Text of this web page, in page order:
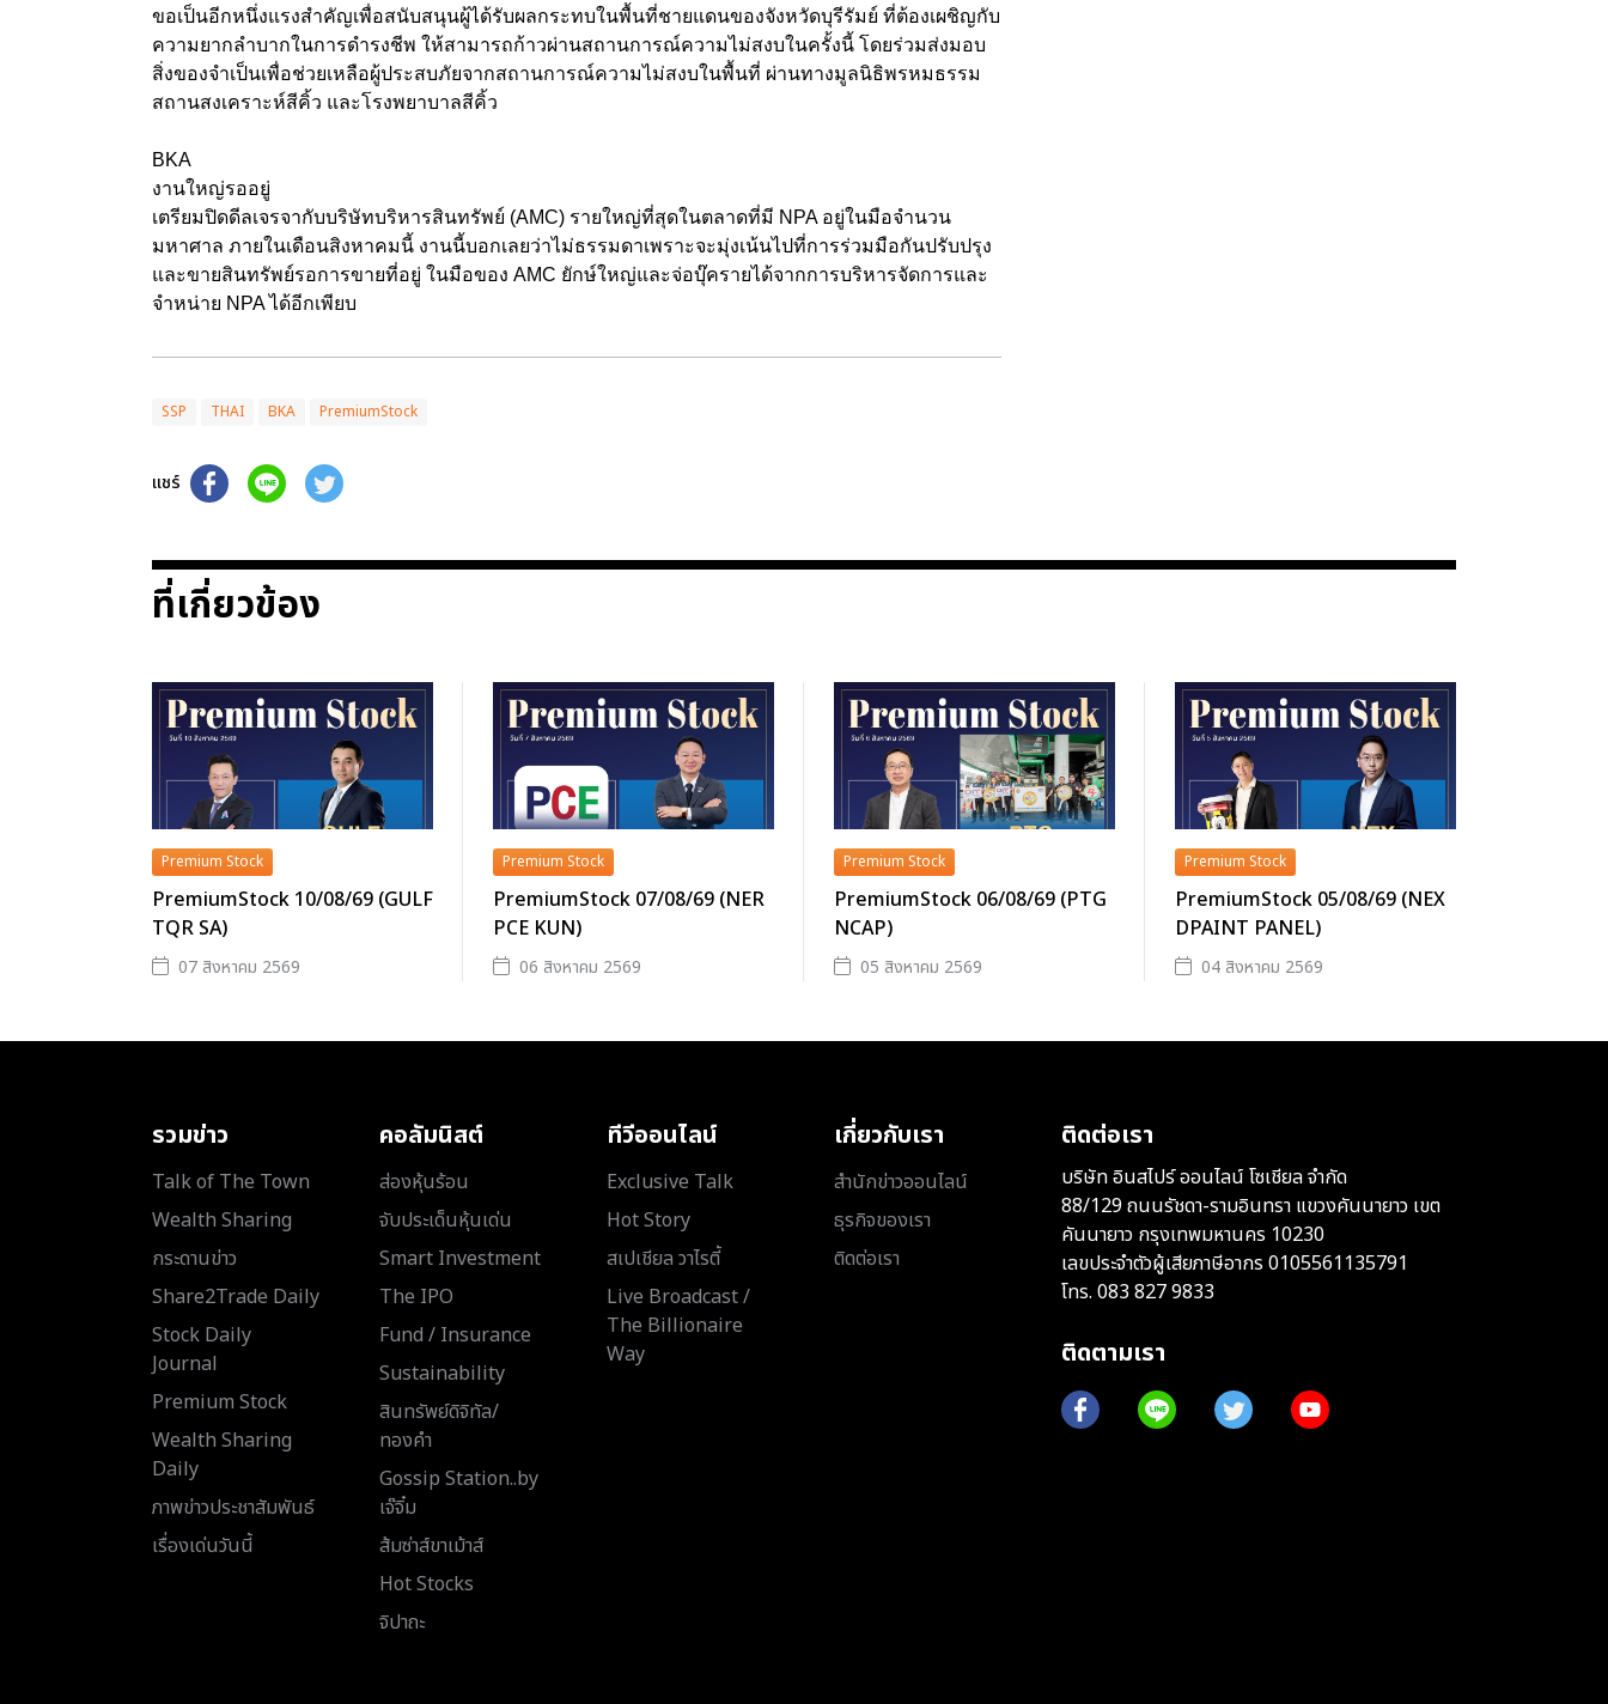
ขอเป็นอีกหนึ่งแรงสำคัญเพื่อสนับสนุนผู้ได้รับผลกระทบในพื้นที่ชายแดนของจังหวัดบุรีรัมย์ ที่ต้องเผชิญกับ
ความยากลำบากในการดำรงชีพ ให้สามารถก้าวผ่านสถานการณ์ความไม่สงบในครั้งนี้ โดยร่วมส่งมอบ
สิ่งของจำเป็นเพื่อช่วยเหลือผู้ประสบภัยจากสถานการณ์ความไม่สงบในพื้นที่ ผ่านทางมูลนิธิพรหมธรรม
สถานสงเคราะห์สีคิ้ว และโรงพยาบาลสีคิ้ว
BKA
งานใหญ่รออยู่
เตรียมปิดดีลเจรจากับบริษัทบริหารสินทรัพย์ (AMC) รายใหญ่ที่สุดในตลาดที่มี NPA อยู่ในมือจำนวน
มหาศาล ภายในเดือนสิงหาคมนี้ งานนี้บอกเลยว่าไม่ธรรมดาเพราะจะมุ่งเน้นไปที่การร่วมมือกันปรับปรุง
และขายสินทรัพย์รอการขายที่อยู่ ในมือของ AMC ยักษ์ใหญ่และจ่อบุ๊ครายได้จากการบริหารจัดการและ
จำหน่าย NPA ได้อีกเพียบ
SSP THAI BKA PremiumStock
แชร์
ที่เกี่ยวข้อง
Premium Stock
PremiumStock 10/08/69 (GULF
TQR SA)
07 สิงหาคม 2569
Premium Stock
PremiumStock 07/08/69 (NER
PCE KUN)
06 สิงหาคม 2569
Premium Stock
PremiumStock 06/08/69 (PTG
NCAP)
05 สิงหาคม 2569
Premium Stock
PremiumStock 05/08/69 (NEX
DPAINT PANEL)
04 สิงหาคม 2569
รวมข่าว
Talk of The Town
Wealth Sharing
กระดานข่าว
Share2Trade Daily
Stock Daily
Journal
Premium Stock
Wealth Sharing
Daily
ภาพข่าวประชาสัมพันธ์
เรื่องเด่นวันนี้
คอลัมนิสต์
ส่องหุ้นร้อน
จับประเด็นหุ้นเด่น
Smart Investment
The IPO
Fund / Insurance
Sustainability
สินทรัพย์ดิจิทัล/
ทองคำ
Gossip Station..by
เจ๊จิ๋ม
ส้มซ่าส์ขาเม้าส์
Hot Stocks
จิปาถะ
ทีวีออนไลน์
Exclusive Talk
Hot Story
สเปเชียล วาไรตี้
Live Broadcast /
The Billionaire
Way
เกี่ยวกับเรา
สำนักข่าวออนไลน์
ธุรกิจของเรา
ติดต่อเรา
ติดต่อเรา
บริษัท อินสไปร์ ออนไลน์ โซเชียล จำกัด
88/129 ถนนรัชดา-รามอินทรา แขวงคันนายาว เขต
คันนายาว กรุงเทพมหานคร 10230
เลขประจำตัวผู้เสียภาษีอากร 0105561135791
โทร. 083 827 9833
ติดตามเรา